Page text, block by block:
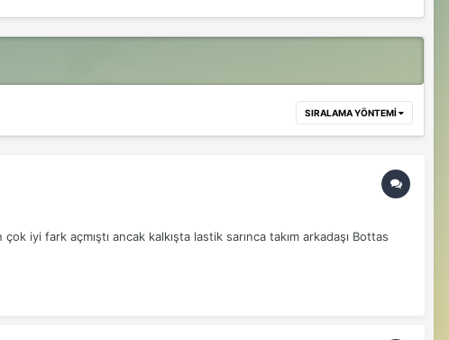
SIRALAMA YÖNTEMI
iyi fark açmıştı ancak kalkışta lastik sarınca takım arkadaşı Bottas